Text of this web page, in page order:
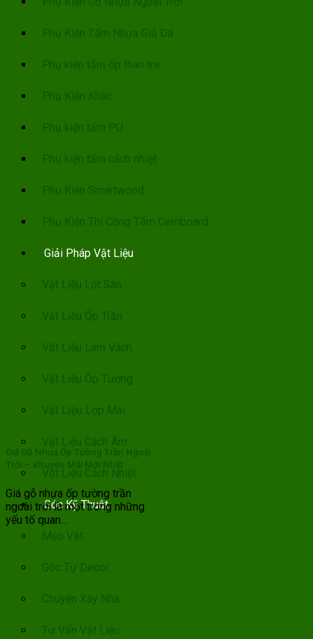
Phụ Kiện Tấm Nhựa Giả Đá
Phụ kiện tấm ốp than tre
Phụ Kiện Khác
Phụ kiện tấm PU
Phụ kiện tấm cách nhiệt
Phụ Kiện Smartwood
Phụ Kiện Thi Công Tấm Cemboard
Giải Pháp Vật Liệu
Vật Liệu Lót Sàn
Vật Liệu Ốp Trần
Vật Liệu Làm Vách
Vật Liệu Ốp Tường
Vật LIệu Lợp Mái
Vật Liệu Cách Âm
Vật Liệu Cách Nhiệt
Góc Kỹ Thuật
Mẹo Vặt
Góc Tự Decor
Chuyện Xây Nhà
Tư Vấn Vật Liệu
Giá Gỗ Nhựa Ốp Tường Trần Ngoài
Trời – Khuyến Mãi Mới Nhất
Giá gỗ nhựa ốp tường trần
ngoài trời là một trong những
yếu tố quan...